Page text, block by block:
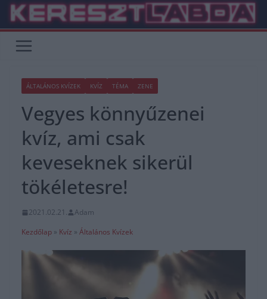
Skip
content
ÁLTALÁNOS KVÍZEK KVÍZ TÉMA ZENE
Vegyes könnyűzenei
kvíz, ami csak
keveseknek sikerül
tökéletesre!
2021.02.21.
Adam
Kezdőlap » Kvíz » Általános Kvízek